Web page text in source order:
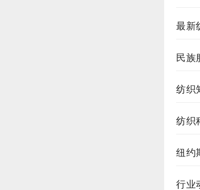
最新
民族
纺织
纺织
纽约
行业